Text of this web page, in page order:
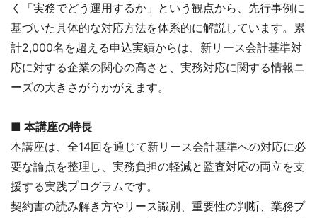
く「実務でどう運用するか」という観点から、先行事例に
基づいた具体的な対応方法を体系的に解説しています。累
計2,000名を超える申込実績からは、新リース会計基準対
応に対する企業の関心の高さと、実務対応に関する情報ニ
ーズの大きさがうかがえます。
■ 本講座の特長
本講座は、全14回を通じて新リース会計基準への対応に必
要な論点を整理し、実務負担の軽減と監査対応の両立を支
援する実践プログラムです。
契約書の読み解き方やリース識別、重要性の判断、業務プ